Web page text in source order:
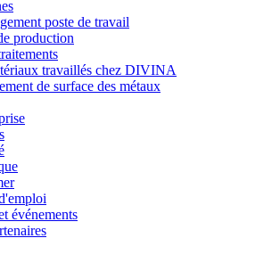
poste de travail
production
travaillés chez DIVINA
de surface des métaux
événements